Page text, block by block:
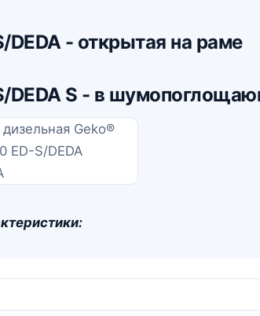
DEDA- открытая на раме
S - в